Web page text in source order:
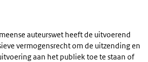
auteurswet heeft de uitvoerend
vermogensrecht om de uitzending en
aan het publiek toe te staan of